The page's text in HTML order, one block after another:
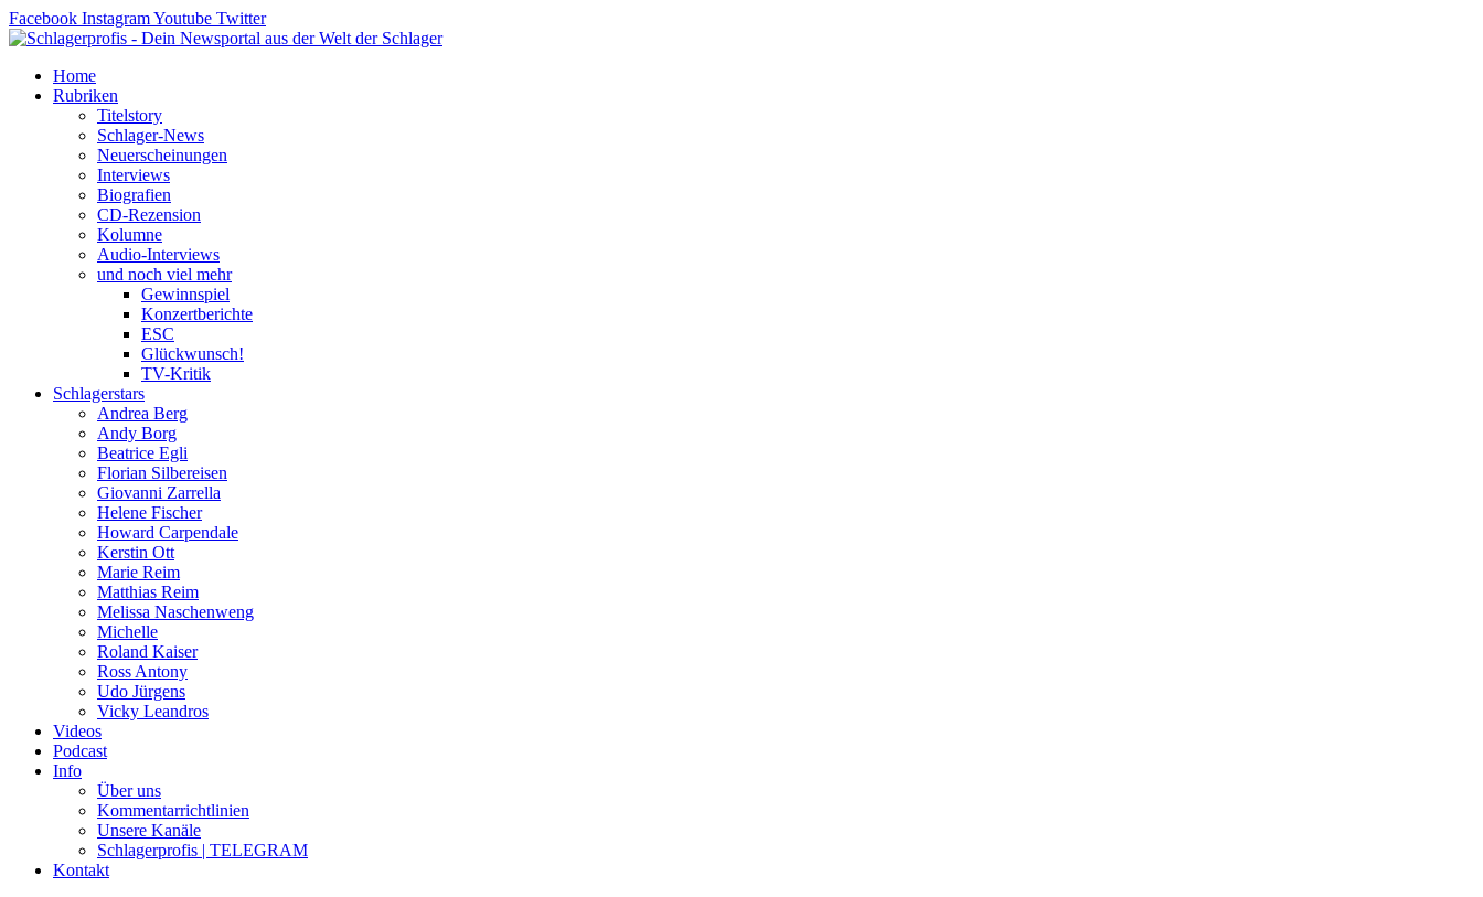
Zum
Inhalt
Facebook InstagramYoutube Twitter
Home
Rubriken
Titelstory
Schlager-News
Neuerscheinungen
Interviews
Biografien
CD-Rezension
Kolumne
Audio-Interviews
und noch viel mehr
Gewinnspiel
Konzertberichte
ESC
Glückwunsch!
TV-Kritik
Schlagerstars
Andrea Berg
Andy Borg
Beatrice Egli
Florian Silbereisen
Giovanni Zarrella
Helene Fischer
Howard Carpendale
Kerstin Ott
Marie Reim
Matthias Reim
Melissa Naschenweng
Michelle
Roland Kaiser
Ross Antony
Udo Jürgens
Vicky Leandros
Videos
Podcast
Info
Über uns
Kommentarrichtlinien
Unsere Kanäle
Schlagerprofis | TELEGRAM
Kontakt